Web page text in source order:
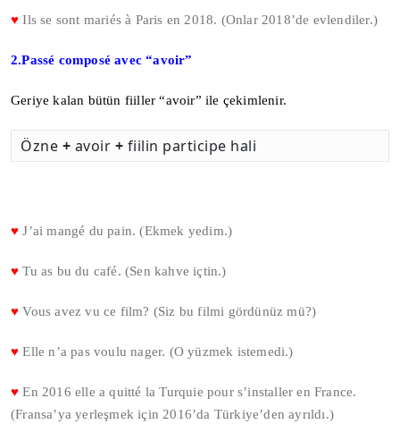
♥ Ils se sont mariés à Paris en 2018. (Onlar 2018’de evlendiler.)
2.Passé composé avec “avoir”
Geriye kalan bütün fiiller “avoir” ile çekimlenir.
Özne + avoir + fiilin participe hali
♥ J’ai mangé du pain. (Ekmek yedim.)
♥ Tu as bu du café. (Sen kahve içtin.)
♥ Vous avez vu ce film? (Siz bu filmi gördünüz mü?)
♥ Elle n’a pas voulu nager. (O yüzmek istemedi.)
♥ En 2016 elle a quitté la Turquie pour s’installer en France.
(Fransa’ya yerleşmek için 2016’da Türkiye’den ayrıldı.)